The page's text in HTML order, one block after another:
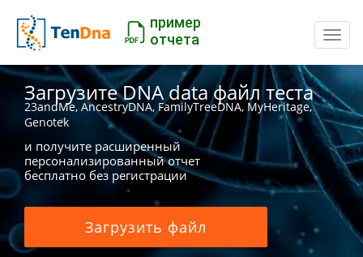
пример
отчета
Загрузите DNA data файл теста
23andMe, AncestryDNA, FamilyTreeDNA, MyHeritage,
Genotek
и получите расширенный
персонализированный отчет
бесплатно без регистрации
Загрузить файл